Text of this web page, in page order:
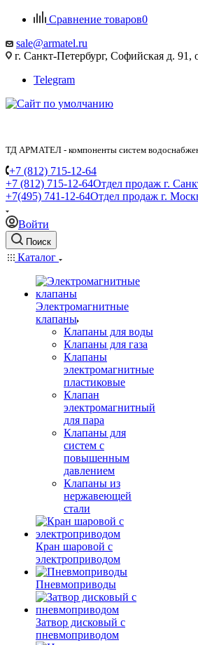
Сравнение товаров0
sale@armatel.ru
г. Санкт-Петербург, Софийская д. 91,
Telegram
ТД АРМАТЕЛ - компоненты систем
+7 (812) 715-12-64
+7 (812) 715-12-64Отдел продаж г.
+7(495) 741-12-64Отдел продаж г.
Войти
Поиск
Каталог
Электромагнитные
клапаны
Клапаны для воды
Клапаны для газа
Клапаны
электромагнитные
пластиковые
Клапан
электромагнитный
для пара
Клапаны для
систем с
повышенным
давлением
Клапаны из
нержавеющей
стали
Кран шаровой с
электроприводом
Пневмоприводы
Затвор дисковый с
пневмоприводом